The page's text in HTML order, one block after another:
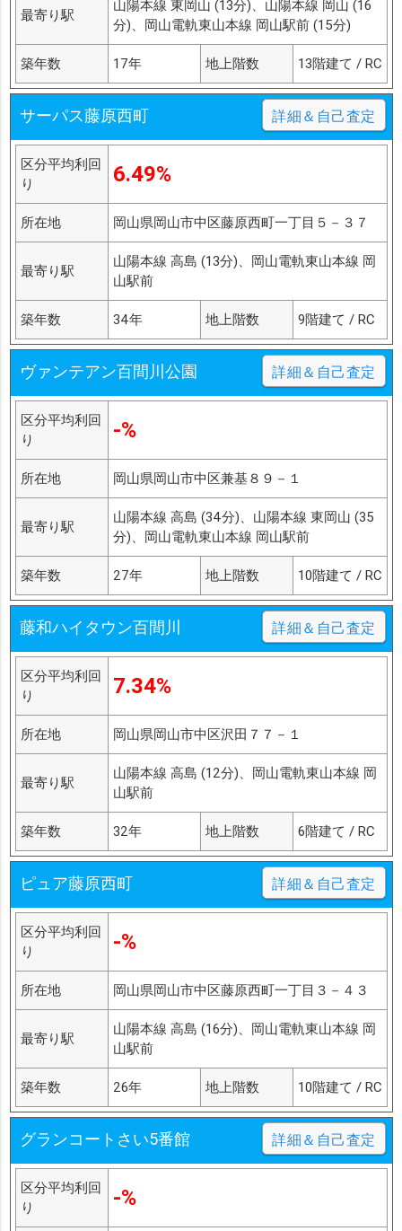
最寄り駅
山陽本線 東岡山 (13分)、山陽本線 岡山 (16
分)、岡山電軌東山本線 岡山駅前 (15分)
築年数 17年 地上階数 13階建て / RC
サーパス藤原西町 詳細＆自己査定
区分平均利回
り
6.49%
所在地 岡山県岡山市中区藤原西町一丁目５－３７
最寄り駅
山陽本線 高島 (13分)、岡山電軌東山本線 岡
山駅前
築年数 34年 地上階数 9階建て / RC
ヴァンテアン百間川公園 詳細＆自己査定
区分平均利回
り
-%
所在地 岡山県岡山市中区兼基８９－１
最寄り駅
山陽本線 高島 (34分)、山陽本線 東岡山 (35
分)、岡山電軌東山本線 岡山駅前
築年数 27年 地上階数 10階建て / RC
藤和ハイタウン百間川 詳細＆自己査定
区分平均利回
り
7.34%
所在地 岡山県岡山市中区沢田７７－１
最寄り駅
山陽本線 高島 (12分)、岡山電軌東山本線 岡
山駅前
築年数 32年 地上階数 6階建て / RC
ピュア藤原西町 詳細＆自己査定
区分平均利回
り
-%
所在地 岡山県岡山市中区藤原西町一丁目３－４３
最寄り駅
山陽本線 高島 (16分)、岡山電軌東山本線 岡
山駅前
築年数 26年 地上階数 10階建て / RC
グランコートさい5番館 詳細＆自己査定
区分平均利回
り
-%